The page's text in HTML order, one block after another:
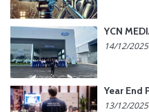
14/12/2025
13/12/2025